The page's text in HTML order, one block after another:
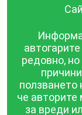
редовно,
ползването
че авторите
за вреди